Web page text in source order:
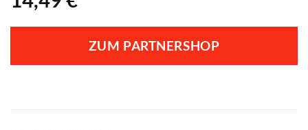
ZUM PARTNERSHOP